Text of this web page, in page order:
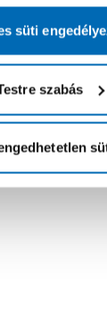
süti
szabás